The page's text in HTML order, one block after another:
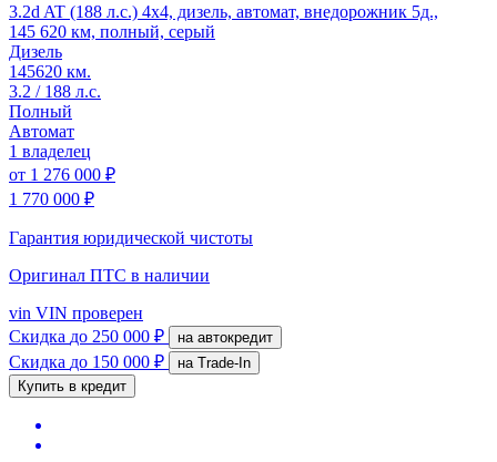
3.2d AT (188 л.с.) 4x4, дизель, автомат, внедорожник 5д.,
145 620 км, полный, серый
Дизель
145620 км.
3.2 / 188 л.с.
Полный
Автомат
1 владелец
от 1 276 000 ₽
1 770 000 ₽
Гарантия юридической чистоты
Оригинал ПТС в наличии
vin VIN проверен
Скидка до 250 000 ₽ на автокредит
Скидка до 150 000 ₽
на Trade-In
Купить в кредит